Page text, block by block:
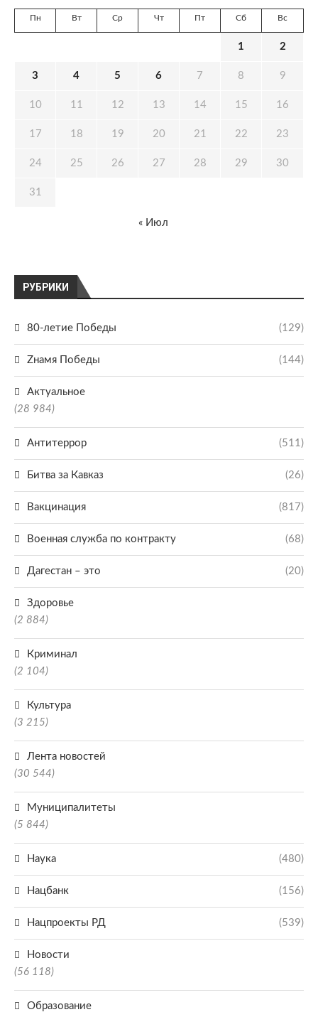
РУБРИКИ
80-летие Победы (129)
Zнамя Победы (144)
Актуальное
(28 984)
Антитеррор (511)
Битва за Кавказ (26)
Вакцинация (817)
Военная служба по контракту (68)
Дагестан – это (20)
Здоровье
(2 884)
Криминал
(2 104)
Культура
(3 215)
Лента новостей
(30 544)
Муниципалитеты
(5 844)
Наука (480)
Нацбанк (156)
Нацпроекты РД (539)
Новости
(56 118)
Образование
Пн Вт Ср Чт Пт Сб Вс
1 2
3 4 5 6 7 8 9
10 11 12 13 14 15 16
17 18 19 20 21 22 23
24 25 26 27 28 29 30
31
« Июл